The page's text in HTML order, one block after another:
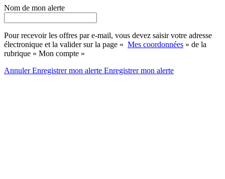
Nom de mon alerte
Pour recevoir les offres par e-mail, vous devez saisir votre adresse
électronique et la valider sur la page « Mes coordonnées » de la
rubrique « Mon compte »
AnnulerEnregistrer mon alerte Enregistrermon alerte